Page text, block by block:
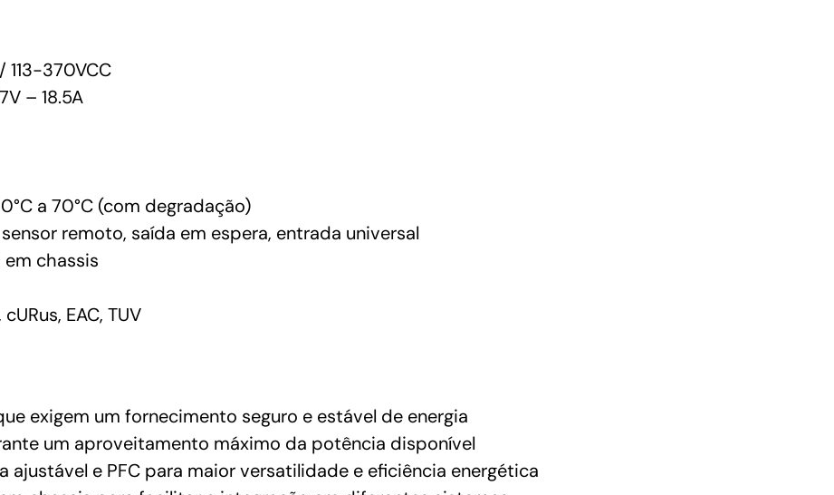
370VCC
– 18.5A
a 70°C (com degradação)
remoto, saída em espera, entrada universal
chassis
cURus, EAC, TUV
exigem um fornecimento seguro e estável de energia
um aproveitamento máximo da potência disponível
ajustável e PFC para maior versatilidade e eficiência energética